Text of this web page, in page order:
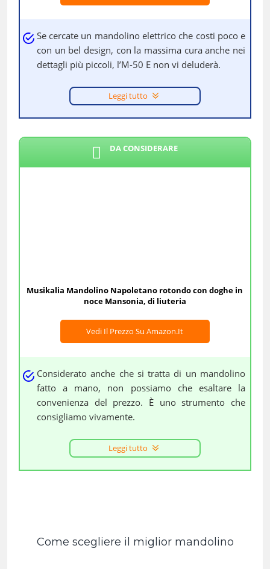
Se cercate un mandolino elettrico che costi poco e
con un bel design, con la massima cura anche nei
dettagli più piccoli, l’M-50 E non vi deluderà.
Leggi tutto
DA CONSIDERARE
Musikalia Mandolino Napoletano rotondo con doghe in
noce Mansonia, di liuteria
Vedi Il Prezzo Su Amazon.it
Considerato anche che si tratta di un mandolino
fatto a mano, non possiamo che esaltare la
convenienza del prezzo. È uno strumento che
consigliamo vivamente.
Leggi tutto
Come scegliere il miglior mandolino